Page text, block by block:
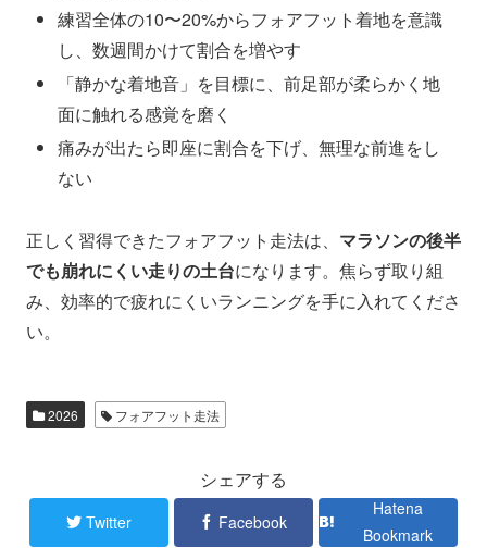
練習全体の10〜20%からフォアフット着地を意識
し、数週間かけて割合を増やす
「静かな着地音」を目標に、前足部が柔らかく地
面に触れる感覚を磨く
痛みが出たら即座に割合を下げ、無理な前進をし
ない
正しく習得できたフォアフット走法は、 マラソンの後半
でも崩れにくい走りの土台になります。焦らず取り組
み、効率的で疲れにくいランニングを手に入れてくださ
い。
2026 フォアフット走法
シェアする
Twitter Facebook
Hatena
Bookmark